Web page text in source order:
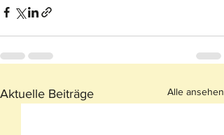
Aktuelle Beiträge Alle ansehen